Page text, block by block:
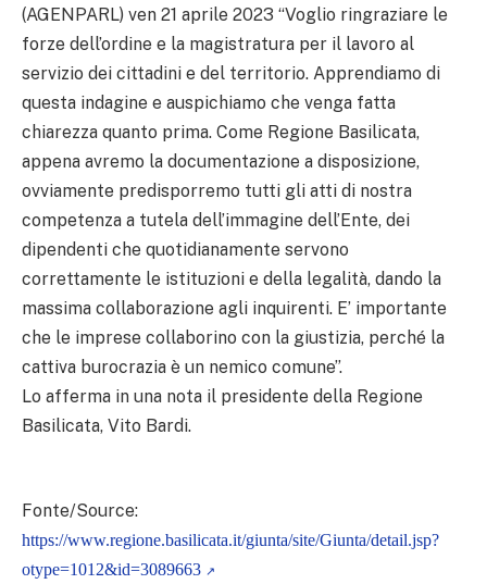
(AGENPARL) ven 21 aprile 2023 “Voglio ringraziare le
forze dell’ordine e la magistratura per il lavoro al
servizio dei cittadini e del territorio. Apprendiamo di
questa indagine e auspichiamo che venga fatta
chiarezza quanto prima. Come Regione Basilicata,
appena avremo la documentazione a disposizione,
ovviamente predisporremo tutti gli atti di nostra
competenza a tutela dell’immagine dell’Ente, dei
dipendenti che quotidianamente servono
correttamente le istituzioni e della legalità, dando la
massima collaborazione agli inquirenti. E’ importante
che le imprese collaborino con la giustizia, perché la
cattiva burocrazia è un nemico comune”.
Lo afferma in una nota il presidente della Regione
Basilicata, Vito Bardi.
Fonte/Source:
https://www.regione.basilicata.it/giunta/site/Giunta/detail.jsp?
otype=1012&id=3089663